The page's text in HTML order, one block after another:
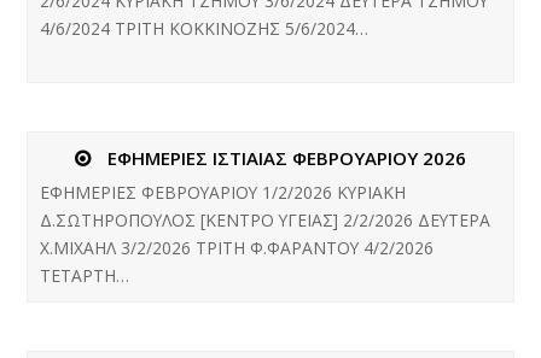
4/6/2024 ΤΡΙΤΗ ΚΟΚΚΙΝΟΖΗΣ 5/6/2024…
ΕΦΗΜΕΡΙΕΣ ΙΣΤΙΑΙΑΣ ΦΕΒΡΟΥΑΡΙΟΥ 2026
ΕΦΗΜΕΡΙΕΣ ΦΕΒΡΟΥΑΡΙΟΥ 1/2/2026 ΚΥΡΙΑΚΗ
Δ.ΣΩΤΗΡΟΠΟΥΛΟΣ [ΚΕΝΤΡΟ ΥΓΕΙΑΣ] 2/2/2026 ΔΕΥΤΕΡΑ
Χ.ΜΙΧΑΗΛ 3/2/2026 ΤΡΙΤΗ Φ.ΦΑΡΑΝΤΟΥ 4/2/2026
ΤΕΤΑΡΤΗ…